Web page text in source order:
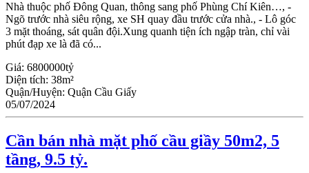
Nhà thuộc phố Đông Quan, thông sang phố Phùng Chí Kiên…, -
Ngõ trước nhà siêu rộng, xe SH quay đầu trước cửa nhà., - Lô góc
3 mặt thoáng, sát quân đội.Xung quanh tiện ích ngập tràn, chỉ vài
phút đạp xe là đã có...
Giá: 6800000tỷ
Diện tích: 38m²
Quận/Huyện: Quận Cầu Giấy
05/07/2024
Cần bán nhà mặt phố cầu giầy 50m2, 5
tầng, 9.5 tỷ.